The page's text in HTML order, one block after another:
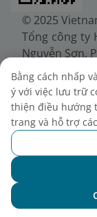
© 2025
Tổng công ty
Nguyễn Sơn,
Điện thoại:
38722375
Giấy chứng
doanh nghiệp
30/6/2010,
24/7/2025,
Bằng cách nhấp
ý với việc lưu trữ
thiện điều hướng
trang và hỗ trợ